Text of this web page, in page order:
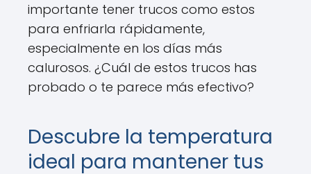
importante tener trucos como estos
para enfriarla rápidamente,
especialmente en los días más
calurosos. ¿Cuál de estos trucos has
probado o te parece más efectivo?
Descubre la temperatura
ideal para mantener tus